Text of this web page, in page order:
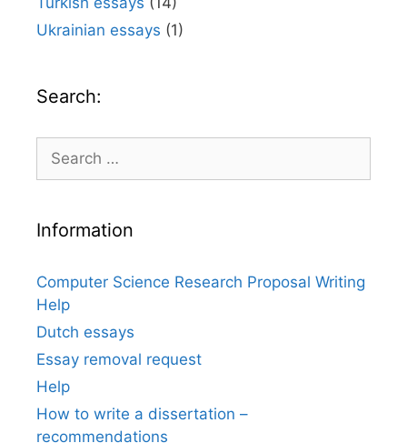
Ukrainian essays (1)
Search:
for:
Information
Computer Science Research Proposal Writing
Help
Dutch essays
Essay removal request
Help
How to write a dissertation –
recommendations